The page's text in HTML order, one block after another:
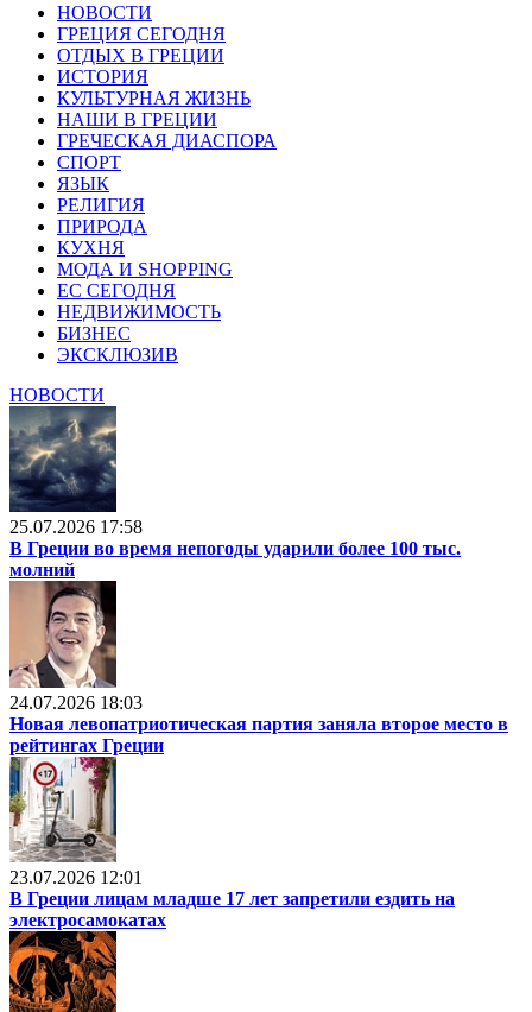
НОВОСТИ
ГРЕЦИЯ СЕГОДНЯ
ОТДЫХ В ГРЕЦИИ
ИСТОРИЯ
КУЛЬТУРНАЯ ЖИЗНЬ
НАШИ В ГРЕЦИИ
ГРЕЧЕСКАЯ ДИАСПОРА
СПОРТ
ЯЗЫК
РЕЛИГИЯ
ПРИРОДА
КУХНЯ
МОДА И SHOPPING
ЕС СЕГОДНЯ
НЕДВИЖИМОСТЬ
БИЗНЕС
ЭКСКЛЮЗИВ
НОВОСТИ
25.07.2026 17:58
В Греции во время непогоды ударили более 100 тыс.
молний
24.07.2026 18:03
Новая левопатриотическая партия заняла второе место в
рейтингах Греции
23.07.2026 12:01
В Греции лицам младше 17 лет запретили ездить на
электросамокатах